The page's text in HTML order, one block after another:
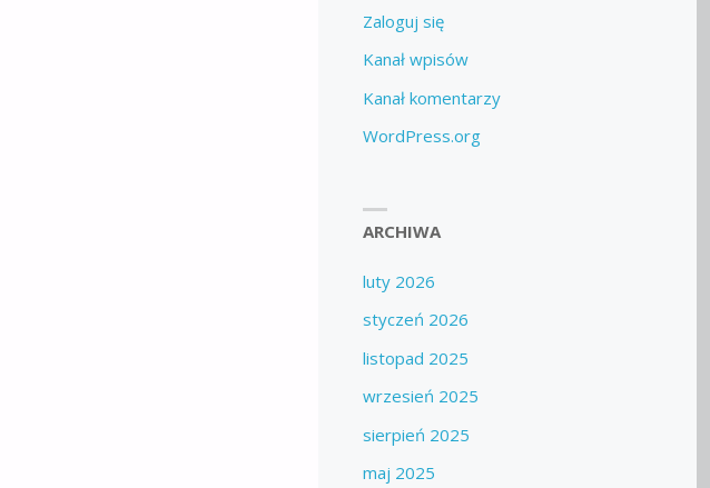
Zaloguj się
Kanał wpisów
Kanał komentarzy
WordPress.org
ARCHIWA
luty 2026
styczeń 2026
listopad 2025
wrzesień 2025
sierpień 2025
maj 2025